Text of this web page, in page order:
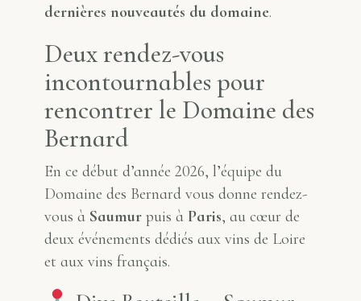
dernières nouveautés du domaine.
Deux rendez-vous
incontournables pour
rencontrer le Domaine des
Bernard
En ce début d’année 2026, l’équipe du
Domaine des Bernard vous donne rendez-
vous à Saumur puis à Paris, au cœur de
deux événements dédiés aux vins de Loire
et aux vins français.